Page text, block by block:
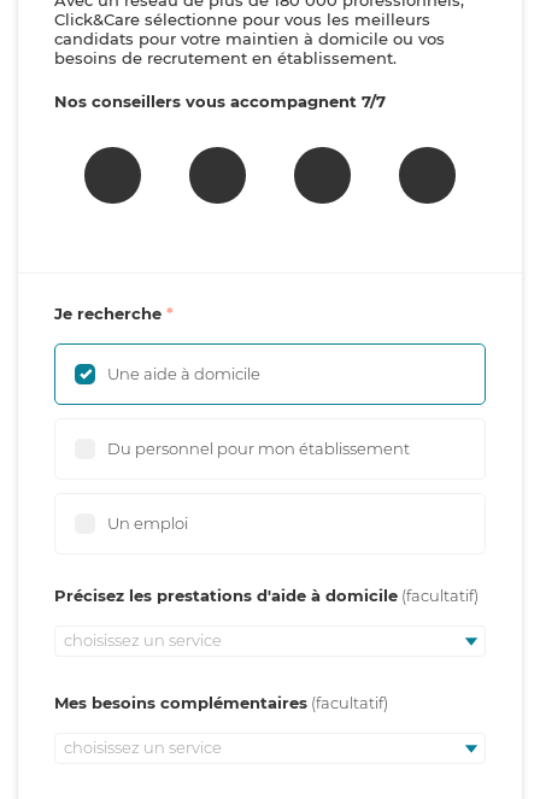
Click&Care sélectionne pour vous les meilleurs
candidats pour votre maintien à domicile ou vos
besoins de recrutement en établissement.
Nos conseillers vous accompagnent 7/7
Je recherche
Une aide à domicile
Du personnel pour mon établissement
Un emploi
Précisez les prestations d'aide à domicile
choisissez un service
Mes besoins complémentaires
choisissez un service